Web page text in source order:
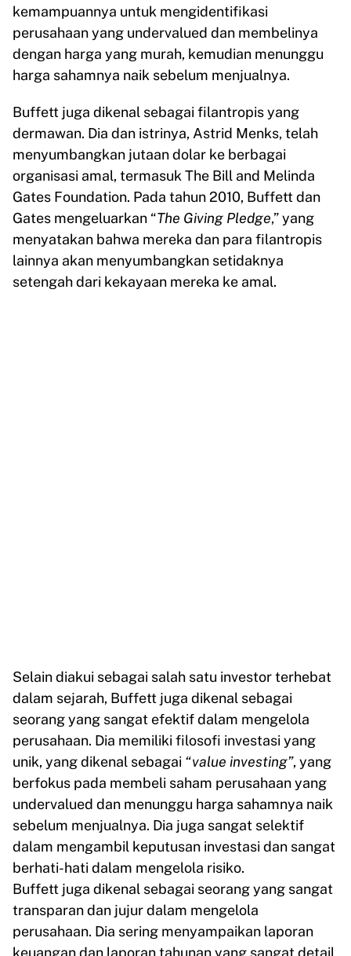
kemampuannya untuk mengidentifikasi
perusahaan yang undervalued dan membelinya
dengan harga yang murah, kemudian menunggu
harga sahamnya naik sebelum menjualnya.
Buffett juga dikenal sebagai filantropis yang
dermawan. Dia dan istrinya, Astrid Menks, telah
menyumbangkan jutaan dolar ke berbagai
organisasi amal, termasuk The Bill and Melinda
Gates Foundation. Pada tahun 2010, Buffett dan
Gates mengeluarkan “The Giving Pledge,” yang
menyatakan bahwa mereka dan para filantropis
lainnya akan menyumbangkan setidaknya
setengah dari kekayaan mereka ke amal.
Selain diakui sebagai salah satu investor terhebat
dalam sejarah, Buffett juga dikenal sebagai
seorang yang sangat efektif dalam mengelola
perusahaan. Dia memiliki filosofi investasi yang
unik, yang dikenal sebagai “value investing”, yang
berfokus pada membeli saham perusahaan yang
undervalued dan menunggu harga sahamnya naik
sebelum menjualnya. Dia juga sangat selektif
dalam mengambil keputusan investasi dan sangat
berhati-hati dalam mengelola risiko.
Buffett juga dikenal sebagai seorang yang sangat
transparan dan jujur dalam mengelola
perusahaan. Dia sering menyampaikan laporan
keuangan dan laporan tahunan yang sangat detail